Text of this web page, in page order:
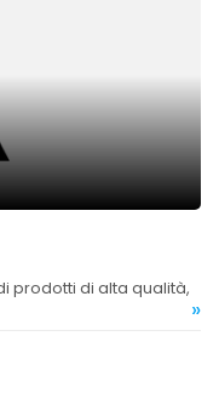
»